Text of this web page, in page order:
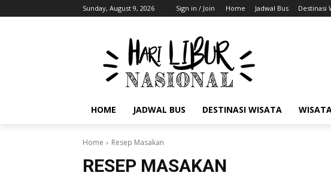
Sunday, August 9, 2026 Sign in / Join Home Jadwal Bus Destinasi
HOME JADWAL BUS DESTINASI WISATA
Home Resep Masakan
RESEP MASAKAN